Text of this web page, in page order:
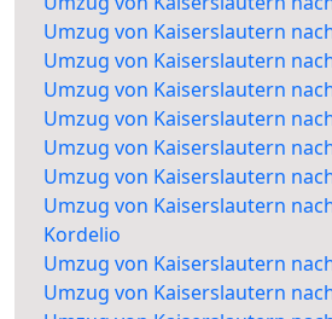
Umzug von Kaiserslautern
Umzug von Kaiserslautern
Umzug von Kaiserslautern
Umzug von Kaiserslautern
Umzug von Kaiserslautern
Umzug von Kaiserslautern
Umzug von Kaiserslautern
Kordelio
Umzug von Kaiserslautern
Umzug von Kaiserslautern